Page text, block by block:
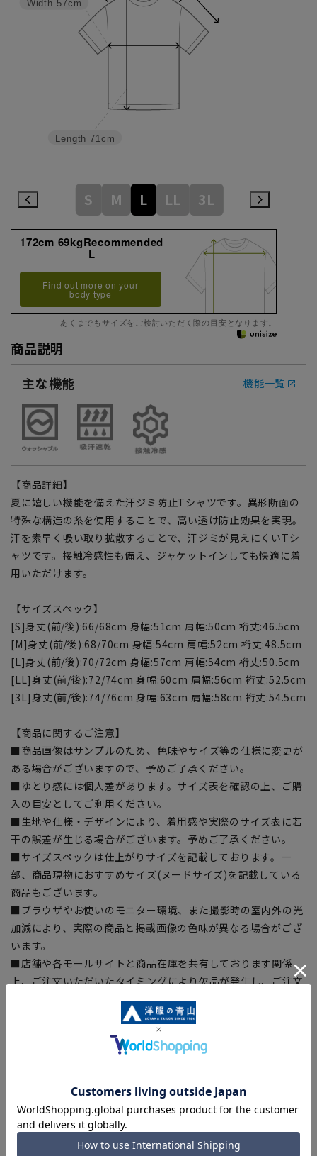
Length 71cm
Width 57cm
S M L LL 3L
172cm 69kgRecommended
L
Find out more on your
body type
あくまでもサイズをご検討いただく際の目安となります。
商品説明
主な機能
機能一覧
【商品詳細】
夏に嬉しい機能を備えた汗ジミ防止Tシャツです。異形断面の
特殊な構造の糸を使用することで、高い透け防止効果を実現。
汗を素早く吸い取り拡散することで、汗ジミが見えにくいTシ
ャツです。接触冷感性も備え、ジャケットインしても快適に着
用いただけます。
【サイズスペック】
[S]身丈(前/後):66/68cm 身幅:51cm 肩幅:50cm 裄丈:46.5cm
[M]身丈(前/後):68/70cm 身幅:54cm 肩幅:52cm 裄丈:48.5cm
[L]身丈(前/後):70/72cm 身幅:57cm 肩幅:54cm 裄丈:50.5cm
[LL]身丈(前/後):72/74cm 身幅:60cm 肩幅:56cm 裄丈:52.5cm
[3L]身丈(前/後):74/76cm 身幅:63cm 肩幅:58cm 裄丈:54.5cm
【商品に関するご注意】
■商品画像はサンプルのため、色味やサイズ等の仕様に変更が
ある場合がございますので、予めご了承ください。
■ゆとり感には個人差があります。サイズ表を確認の上、ご購
入の目安としてご利用ください。
■生地や仕様・デザインにより、着用感や実際のサイズ表に若
干の誤差が生じる場合がございます。予めご了承ください。
■サイズスペックは仕上がりサイズを記載しております。一
部、商品現物におすすめサイズ(ヌードサイズ)を記載している
商品もございます。
■ブラウザやお使いのモニター環境、また撮影時の室内外の光
加減により、実際の商品と掲載画像の色味が異なる場合がござ
います。
■店舗や各モールサイトと商品在庫を共有しております関係
上、ご注文いただいたタイミングにより欠品が発生し、ご注文
を完了できない場合がございます。予めご了承ください。
■お急ぎ発送のご注文につきましても、ご注文のタイミングに
よってはお急ぎ発送サービスを選択できない場合がございま